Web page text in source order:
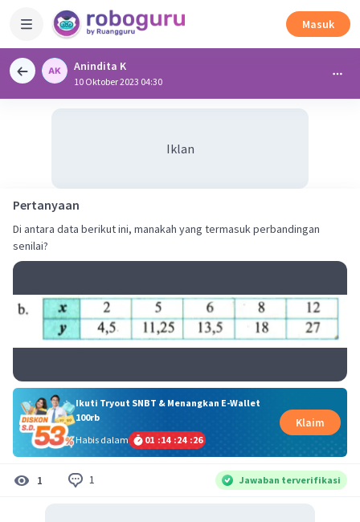
Masuk
Anindita K
10 Oktober 2023 04:30
Iklan
Pertanyaan
Di antara data berikut ini, manakah yang termasuk perbandingan
senilai?
Ikuti Tryout SNBT & Menangkan E-Wallet
100rb
Habis dalam
01 :14 :24 :26
Klaim
1 1 Jawaban terverifikasi